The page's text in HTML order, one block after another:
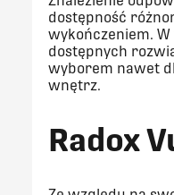
dostępność
wykończeniem.
dostępnych
wyborem nawet
wnętrz.
Radox